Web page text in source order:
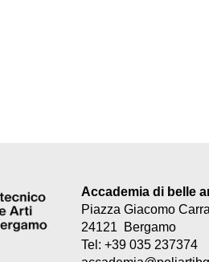
Accademia di belle
Piazza Giacomo
24121 Bergamo
Tel: +39 035 237374